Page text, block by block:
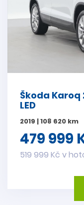
Škoda Karoq
LED
2019 | 108 620 km
479 999
519 999 Kč v